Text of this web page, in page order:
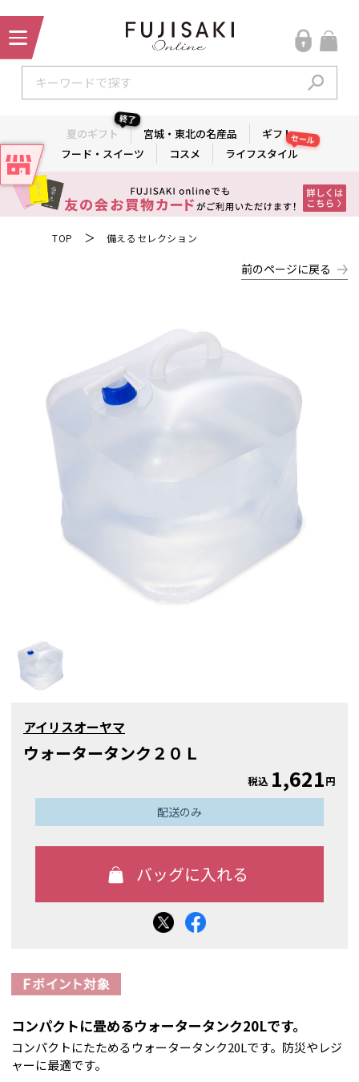
夏のギフト
終了
宮城・東北の名産品
ギフト
フード・スイーツ
コスメ ライフスタイル
セール
TOP ＞ 備えるセレクション
前のページに戻る
アイリスオーヤマ
ウォータータンク２０Ｌ
税込 1,621円
配送のみ
コンパクトに畳めるウォータータンク20Lです。
コンパクトにたためるウォータータンク20Lです。防災やレジ
ャーに最適です。